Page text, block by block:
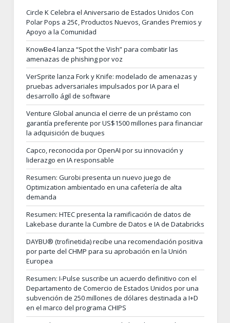
Circle K Celebra el Aniversario de Estados Unidos Con
Polar Pops a 25¢, Productos Nuevos, Grandes Premios y
Apoyo a la Comunidad
KnowBe4 lanza “Spot the Vish” para combatir las
amenazas de phishing por voz
VerSprite lanza Fork y Knife: modelado de amenazas y
pruebas adversariales impulsados por IA para el
desarrollo ágil de software
Venture Global anuncia el cierre de un préstamo con
garantía preferente por US$1500 millones para financiar
la adquisición de buques
Capco, reconocida por OpenAI por su innovación y
liderazgo en IA responsable
Resumen: Gurobi presenta un nuevo juego de
Optimization ambientado en una cafetería de alta
demanda
Resumen: HTEC presenta la ramificación de datos de
Lakebase durante la Cumbre de Datos e IA de Databricks
DAYBU® (trofinetida) recibe una recomendación positiva
por parte del CHMP para su aprobación en la Unión
Europea
Resumen: I-Pulse suscribe un acuerdo definitivo con el
Departamento de Comercio de Estados Unidos por una
subvención de 250 millones de dólares destinada a I+D
en el marco del programa CHIPS